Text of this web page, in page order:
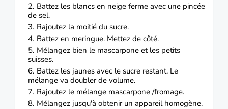
Battez les blancs en neige ferme avec une pincée
de sel.
Rajoutez la moitié du sucre.
Battez en meringue. Mettez de côté.
Mélangez bien le mascarpone et les petits
suisses.
Battez les jaunes avec le sucre restant. Le
mélange va doubler de volume.
Rajoutez le mélange mascarpone /fromage.
Mélangez jusqu'à obtenir un appareil homogène.